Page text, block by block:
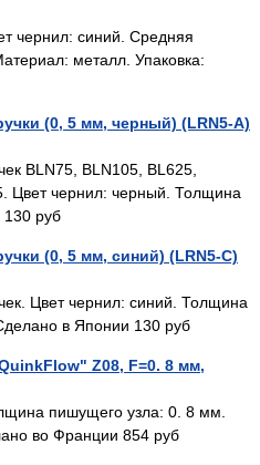
чернил: синий. Средняя
металл. Упаковка:
(0, 5 мм, черный) (LRN5-A)
BLN75, BLN105, BL625,
Цвет чернил: черный. Толщина
руб
(0, 5 мм, синий) (LRN5-C)
Цвет чернил: синий. Толщина
в Японии 130 руб
Z08, F=0. 8 мм,
пишущего узла: 0. 8 мм.
во Франции 854 руб